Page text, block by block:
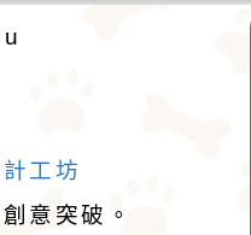
犬犬不
，同時也
防範本
氣質。
‧芭蒂
者對外
喻戶曉的
推薦 : 大
生的小朋
韌的意
迅速，以
西哥總
工坊
意突破。